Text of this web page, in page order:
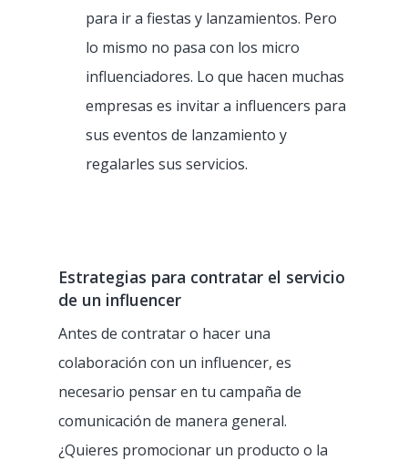
para ir a fiestas y lanzamientos. Pero
lo mismo no pasa con los micro
influenciadores. Lo que hacen muchas
empresas es invitar a influencers para
sus eventos de lanzamiento y
regalarles sus servicios.
Estrategias para contratar el servicio
de un influencer
Antes de contratar o hacer una
colaboración con un influencer, es
necesario pensar en tu campaña de
comunicación de manera general.
¿Quieres promocionar un producto o la